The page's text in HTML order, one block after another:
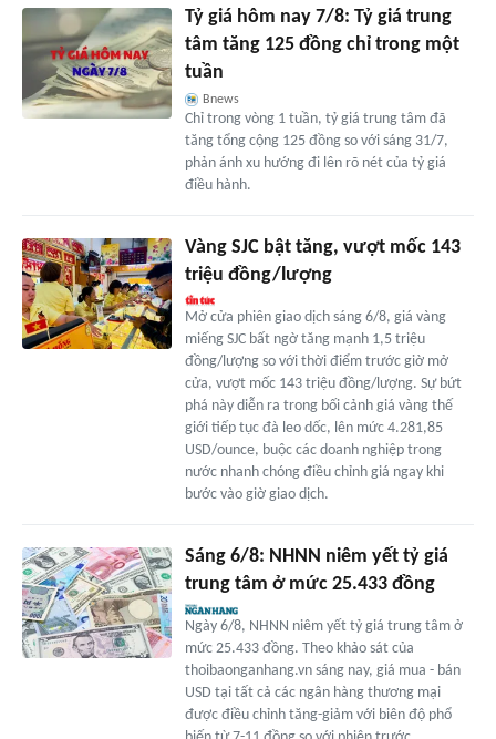
Tỷ giá hôm nay 7/8: Tỷ giá trung
tâm tăng 125 đồng chỉ trong một
tuần
Bnews
Chỉ trong vòng 1 tuần, tỷ giá trung tâm đã
tăng tổng cộng 125 đồng so với sáng 31/7,
phản ánh xu hướng đi lên rõ nét của tỷ giá
điều hành.
Vàng SJC bật tăng, vượt mốc 143
triệu đồng/lượng
Mở cửa phiên giao dịch sáng 6/8, giá vàng
miếng SJC bất ngờ tăng mạnh 1,5 triệu
đồng/lượng so với thời điểm trước giờ mở
cửa, vượt mốc 143 triệu đồng/lượng. Sự bứt
phá này diễn ra trong bối cảnh giá vàng thế
giới tiếp tục đà leo dốc, lên mức 4.281,85
USD/ounce, buộc các doanh nghiệp trong
nước nhanh chóng điều chỉnh giá ngay khi
bước vào giờ giao dịch.
Sáng 6/8: NHNN niêm yết tỷ giá
trung tâm ở mức 25.433 đồng
Ngày 6/8, NHNN niêm yết tỷ giá trung tâm ở
mức 25.433 đồng. Theo khảo sát của
thoibaonganhang.vn sáng nay, giá mua - bán
USD tại tất cả các ngân hàng thương mại
được điều chỉnh tăng-giảm với biên độ phổ